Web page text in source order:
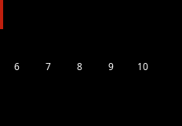
6 7 8 9 10